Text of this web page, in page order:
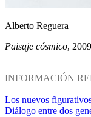
Alberto Reguera
Paisaje cósmico, 2009
INFORMACIÓN
Los nuevos
Diálogo entre dos